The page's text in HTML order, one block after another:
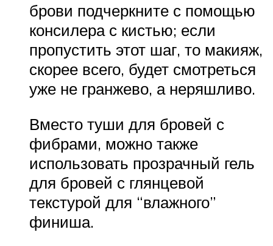
брови подчеркните с помощью
консилера с кистью; если
пропустить этот шаг, то макияж,
скорее всего, будет смотреться
уже не гранжево, а неряшливо.
Вместо туши для бровей с
фибрами, можно также
использовать прозрачный гель
для бровей с глянцевой
текстурой для “влажного”
финиша.